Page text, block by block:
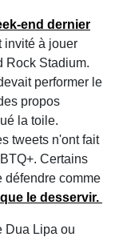
end dernier
invité à jouer
Rock Stadium.
performer le
propos
la toile.
tweets n'ont fait
Certains
défendre comme
le desservir.
Dua Lipa ou